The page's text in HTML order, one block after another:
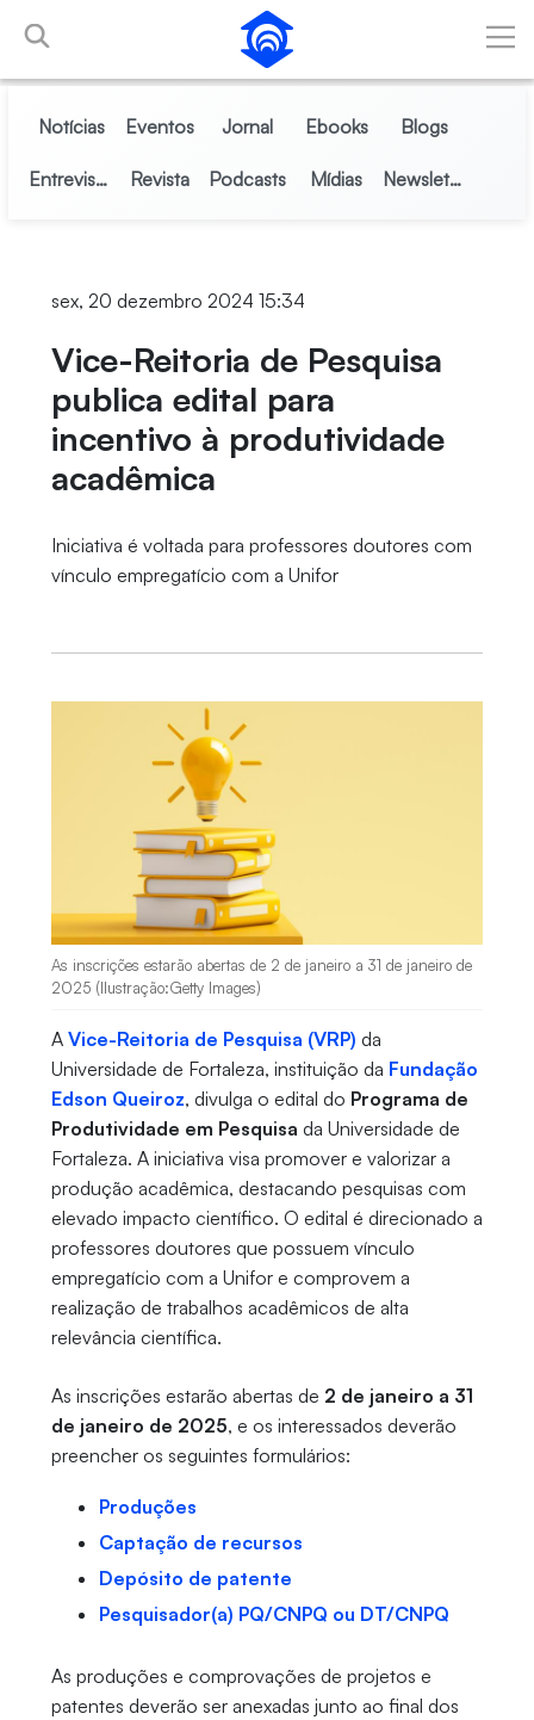
Pular para o Conteúdo principal
Notícias Eventos Jornal Ebooks Blogs
Entrevistas Revista Podcasts Mídias Newsletter
sex, 20 dezembro 2024 15:34
Vice-Reitoria de Pesquisa
publica edital para
incentivo à produtividade
acadêmica
Iniciativa é voltada para professores doutores com
vínculo empregatício com a Unifor
As inscrições estarão abertas de 2 de janeiro a 31 de janeiro de
2025 (Ilustração:Getty Images)
A Vice-Reitoria de Pesquisa (VRP) da
Universidade de Fortaleza, instituição da Fundação
Edson Queiroz, divulga o edital do Programa de
Produtividade em Pesquisa da Universidade de
Fortaleza. A iniciativa visa promover e valorizar a
produção acadêmica, destacando pesquisas com
elevado impacto científico. O edital é direcionado a
professores doutores que possuem vínculo
empregatício com a Unifor e comprovem a
realização de trabalhos acadêmicos de alta
relevância científica.
As inscrições estarão abertas de 2 de janeiro a 31
de janeiro de 2025, e os interessados deverão
preencher os seguintes formulários:
Produções
Captação de recursos
Depósito de patente
Pesquisador(a) PQ/CNPQ ou DT/CNPQ
As produções e comprovações de projetos e
patentes deverão ser anexadas junto ao final dos